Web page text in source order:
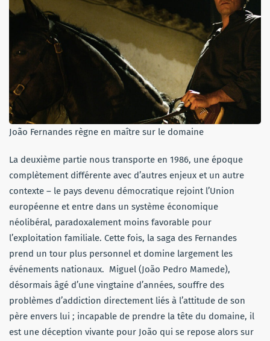
João Fernandes règne en maître sur le domaine
La deuxième partie nous transporte en 1986, une époque
complètement différente avec d’autres enjeux et un autre
contexte – le pays devenu démocratique rejoint l’Union
européenne et entre dans un système économique
néolibéral, paradoxalement moins favorable pour
l’exploitation familiale. Cette fois, la saga des Fernandes
prend un tour plus personnel et domine largement les
événements nationaux. Miguel (João Pedro Mamede),
désormais âgé d’une vingtaine d’années, souffre des
problèmes d’addiction directement liés à l’attitude de son
père envers lui ; incapable de prendre la tête du domaine, il
est une déception vivante pour João qui se repose alors sur